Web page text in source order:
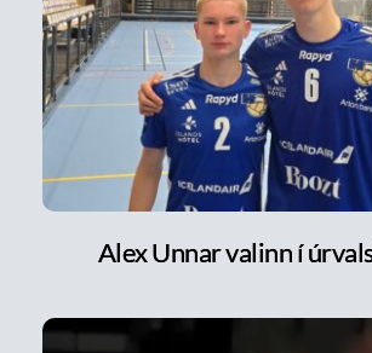
Alex Unnar valinn í